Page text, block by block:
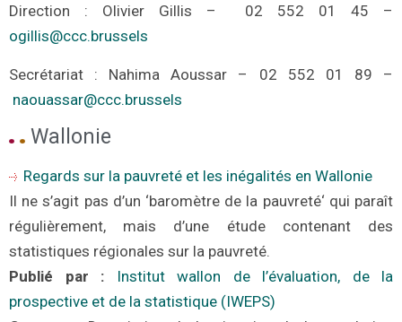
Direction : Olivier Gillis – 02 552 01 45 –
ogillis@ccc.brussels
Secrétariat : Nahima Aoussar – 02 552 01 89 –
naouassar@ccc.brussels
Wallonie
Regards sur la pauvreté et les inégalités en Wallonie
Il ne s’agit pas d’un ‘baromètre de la pauvreté‘ qui paraît
régulièrement, mais d’une étude contenant des
statistiques régionales sur la pauvreté.
Publié par :
Institut wallon de l’évaluation, de la
prospective et de la statistique (IWEPS)